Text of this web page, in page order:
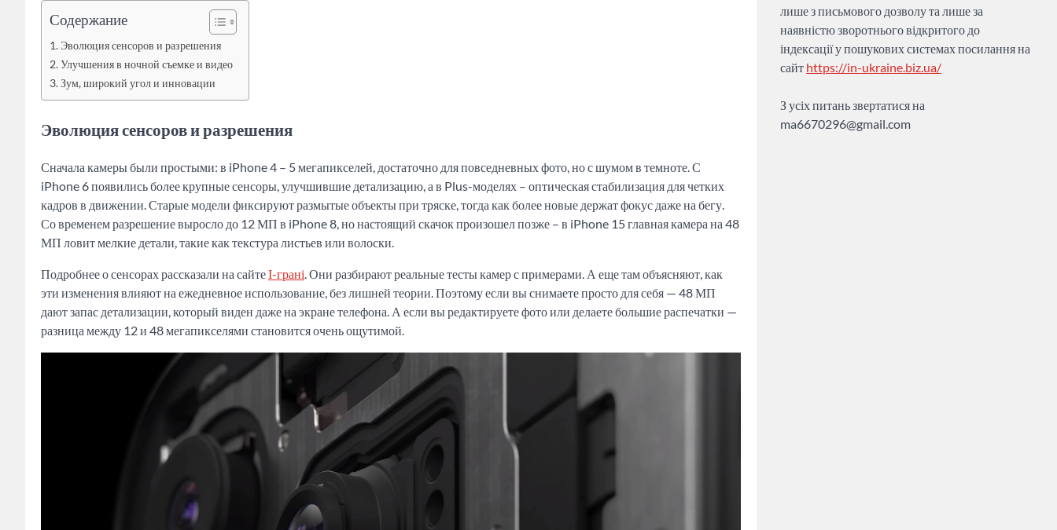
Содержание
Эволюция сенсоров и разрешения
Улучшения в ночной съемке и видео
Зум, широкий угол и инновации
Эволюция сенсоров и разрешения
Сначала камеры были простыми: в iPhone 4 – 5 мегапикселей, достаточно для повседневных фото, но с шумом в темноте. С
iPhone 6 появились более крупные сенсоры, улучшившие детализацию, а в Plus-моделях – оптическая стабилизация для четких
кадров в движении. Старые модели фиксируют размытые объекты при тряске, тогда как более новые держат фокус даже на бегу.
Со временем разрешение выросло до 12 МП в iPhone 8, но настоящий скачок произошел позже – в iPhone 15 главная камера на 48
МП ловит мелкие детали, такие как текстура листьев или волоски.
Подробнее о сенсорах рассказали на сайтеІ-грані . Они разбирают реальные тесты камер с примерами. А еще там объясняют, как
эти изменения влияют на ежедневное использование, без лишней теории. Поэтому если вы снимаете просто для себя — 48 МП
дают запас детализации, который виден даже на экране телефона. А если вы редактируете фото или делаете большие распечатки —
разница между 12 и 48 мегапикселями становится очень ощутимой.
лише з письмового дозволу та лише за
наявністю зворотнього відкритого до
індексації у пошукових системах посилання на
сайт https://in-ukraine.biz.ua/
З усіх питань звертатися на
ma6670296@gmail.com